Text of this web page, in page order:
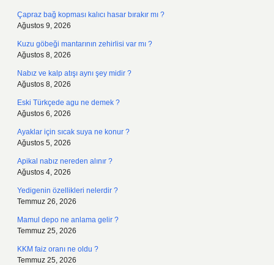
Çapraz bağ kopması kalıcı hasar bırakır mı ?
Ağustos 9, 2026
Kuzu göbeği mantarının zehirlisi var mı ?
Ağustos 8, 2026
Nabız ve kalp atışı aynı şey midir ?
Ağustos 8, 2026
Eski Türkçede agu ne demek ?
Ağustos 6, 2026
Ayaklar için sıcak suya ne konur ?
Ağustos 5, 2026
Apikal nabız nereden alınır ?
Ağustos 4, 2026
Yedigenin özellikleri nelerdir ?
Temmuz 26, 2026
Mamul depo ne anlama gelir ?
Temmuz 25, 2026
KKM faiz oranı ne oldu ?
Temmuz 25, 2026